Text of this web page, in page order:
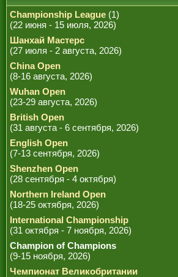
Championship League (1)
(22 июня - 15 июля, 2026)
Шанхай Мастерс
(27 июля - 2 августа, 2026)
China Open
(8-16 августа, 2026)
Wuhan Open
(23-29 августа, 2026)
British Open
(31 августа - 6 сентября, 2026)
English Open
(7-13 сентября, 2026)
Shenzhen Open
(28 сентября - 4 октября)
Northern Ireland Open
(18-25 октября, 2026)
International Championship
(31 октября - 7 ноября, 2026)
Champion of Champions
(9-15 ноября, 2026)
Чемпионат Великобритании